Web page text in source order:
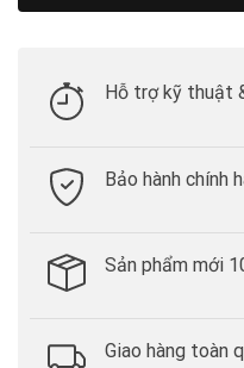
Hỗ trợ kỹ thuật
Bảo hành chính
Sản phẩm mới
Giao hàng toàn